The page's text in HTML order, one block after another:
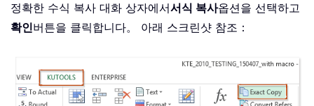
정확한 수식 복사 대화 상자에서서식 복사옵션을 선택하고
확인버튼을 클릭합니다。 아래 스크린샷 참조：